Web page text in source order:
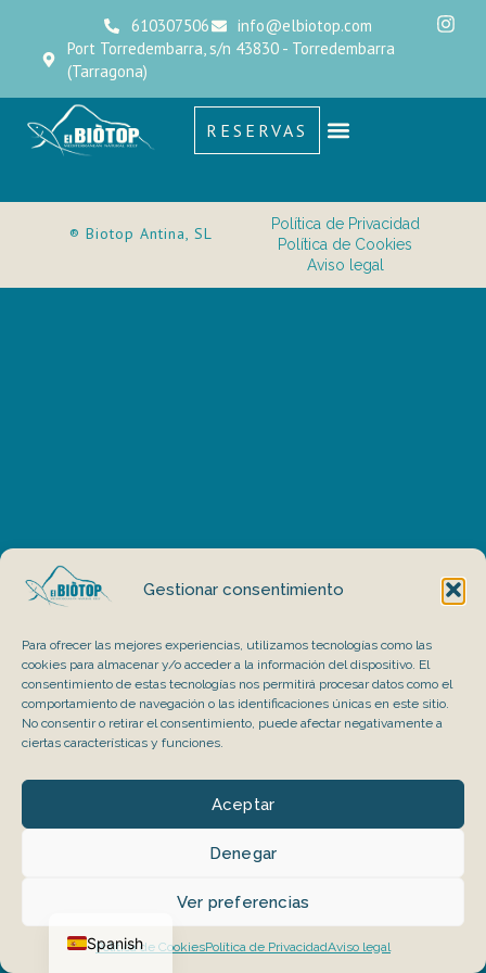
Gestionar consentimiento
Para ofrecer las mejores experiencias, utilizamos tecnologías como las
cookies para almacenar y/o acceder a la información del dispositivo. El
consentimiento de estas tecnologías nos permitirá procesar datos como el
comportamiento de navegación o las identificaciones únicas en este sitio.
No consentir o retirar el consentimiento, puede afectar negativamente a
ciertas características y funciones.
Aceptar
Denegar
Ver preferencias
Política de CookiesPolítica de PrivacidadAviso legal
610307506
info@elbiotop.com
Port Torredembarra, s/n 43830 - Torredembarra
(Tarragona)
RESERVAS
® Biotop Antina, SL
Política de Privacidad
Política de Cookies
Aviso legal
Spanish